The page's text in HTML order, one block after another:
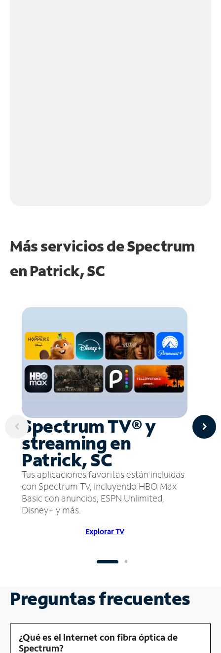
Más servicios de Spectrum
en Patrick, SC
Spectrum TV® y
streaming en
Patrick, SC
Tus aplicaciones favoritas están incluidas
con Spectrum TV, incluyendo HBO Max
Basic con anuncios, ESPN Unlimited,
Disney+ y más.
Explorar TV
Preguntas frecuentes
¿Qué es el Internet con fibra óptica de
Spectrum?